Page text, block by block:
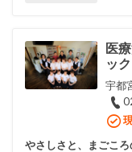
医
ック
宇都
やさしさと、まごこ